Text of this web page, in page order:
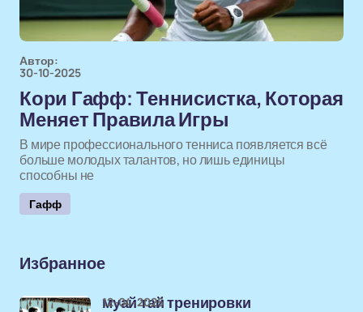
Автор:
30-10-2025
Кори Гафф: Теннисистка, Которая
Меняет Правила Игры
В мире профессионального тенниса появляется всё
больше молодых талантов, но лишь единицы
способны не
Гафф
Избранное
муай тай тренировки
12-04-2025